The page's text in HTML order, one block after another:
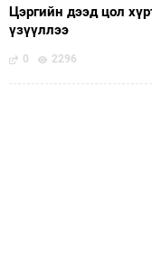
Цэргийн дээд цол
үзүүллээ
0 2296